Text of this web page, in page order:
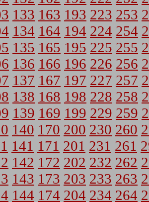
133 163 193 223 253
134 164 194 224 254
135 165 195 225 255
136 166 196 226 256
137 167 197 227 257
138 168 198 228 258
139 169 199 229 259
140 170 200 230 260
141 171 201 231 261
142 172 202 232 262
143 173 203 233 263
144 174 204 234 264